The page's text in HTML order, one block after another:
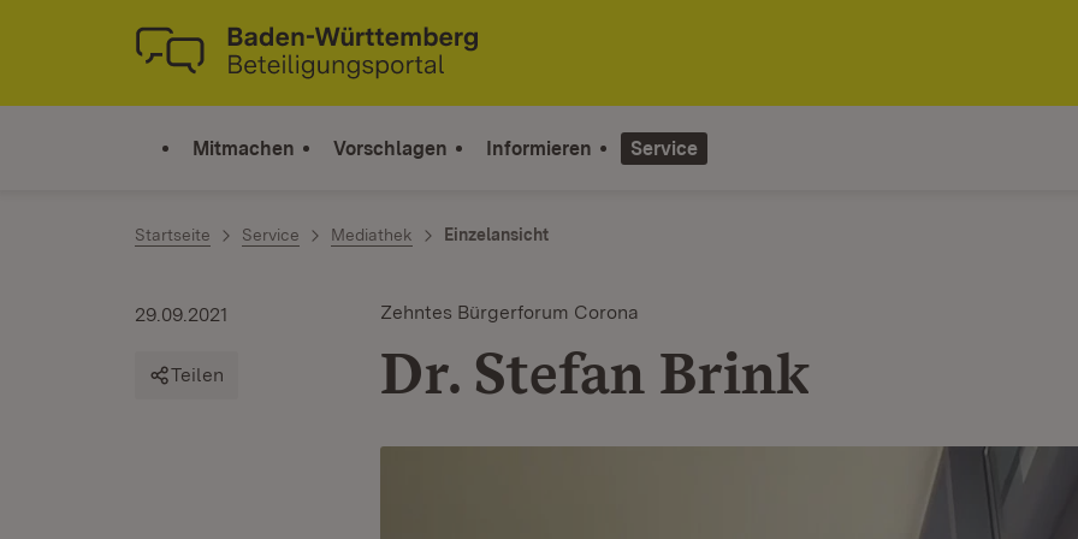
Zum Inhalt springen
Link zur Startseite
Mitmachen Vorschlagen Informieren Service
Startseite Service Mediathek Einzelansicht
Zehntes Bürgerforum Corona
Dr. Stefan Brink
29.09.2021
Teilen